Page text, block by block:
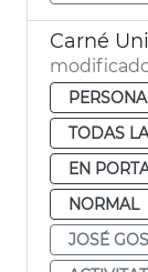
Carné
TODAS
EN
NORMAL
JOSÉ